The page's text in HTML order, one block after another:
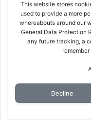
■スターチャンネル
スターチャンネルEX
■Huluおすすめライ
■Netflixおすすめラ
Netflixのおすすめオリ
Netflixオリジナル以外
This website stores
used to provide a more
whereabouts around our
General Data Protection
any future tracking, a
Decline